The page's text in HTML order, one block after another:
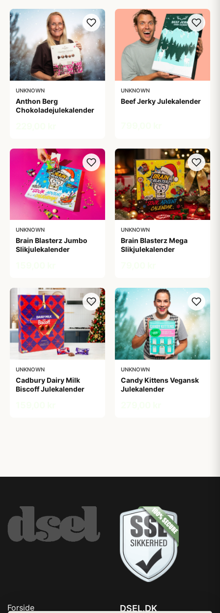
UNKNOWN
Anthon Berg
Chokoladejulekalender
UNKNOWN
Beef Jerky Julekalender
UNKNOWN
Brain Blasterz Jumbo
Slikjulekalender
UNKNOWN
Brain Blasterz Mega
Slikjulekalender
UNKNOWN
Cadbury Dairy Milk
Biscoff Julekalender
UNKNOWN
Candy Kittens Vegansk
Julekalender
Forside DSEL.DK